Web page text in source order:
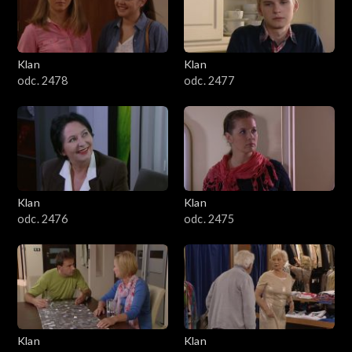
701–800
601–700
501–600
401–500
301–400
201–300
101–200
1–100
Klan
odc. 2478
Klan
odc. 2477
Klan
odc. 2476
Klan
odc. 2475
Klan
Klan